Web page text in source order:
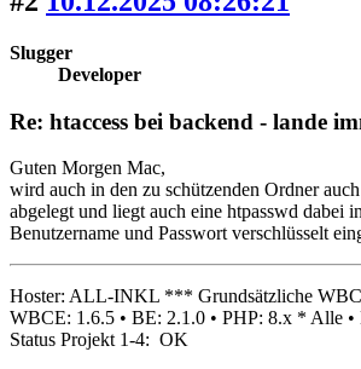
Slugger
Developer
Re: htaccess bei backend - lande
Guten Morgen Mac,
wird auch in den zu schützenden Ordner auch
abgelegt und liegt auch eine htpasswd dabei
Benutzername und Passwort verschlüsselt
Hoster: ALL-INKL *** Grundsätzliche
WBCE: 1.6.5 • BE: 2.1.0 • PHP: 8.x * Alle •
Status Projekt 1-4: OK